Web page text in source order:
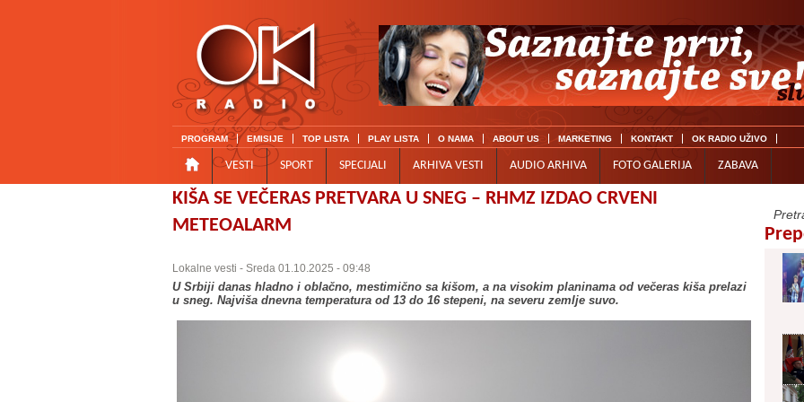
PROGRAM EMISIJE TOP LISTA PLAY LISTA O NAMA ABOUT US MARKETING KONTAKT OK RADIO UŽIVO
VESTI SPORT SPECIJALI ARHIVA VESTI AUDIO ARHIVA FOTO GALERIJA ZABAVA
KIŠA SE VEČERAS PRETVARA U SNEG – RHMZ IZDAO CRVENI
METEOALARM
Lokalne vesti - Sreda 01.10.2025 - 09:48
U Srbiji danas hladno i oblačno, mestimično sa kišom, a na visokim planinama od večeras kiša prelazi
u sneg. Najviša dnevna temperatura od 13 do 16 stepeni, na severu zemlje suvo.